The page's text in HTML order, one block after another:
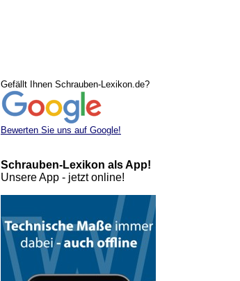
Gefällt Ihnen Schrauben-Lexikon.de?
Bewerten Sie uns auf Google!
Schrauben-Lexikon als App!
Unsere App - jetzt online!